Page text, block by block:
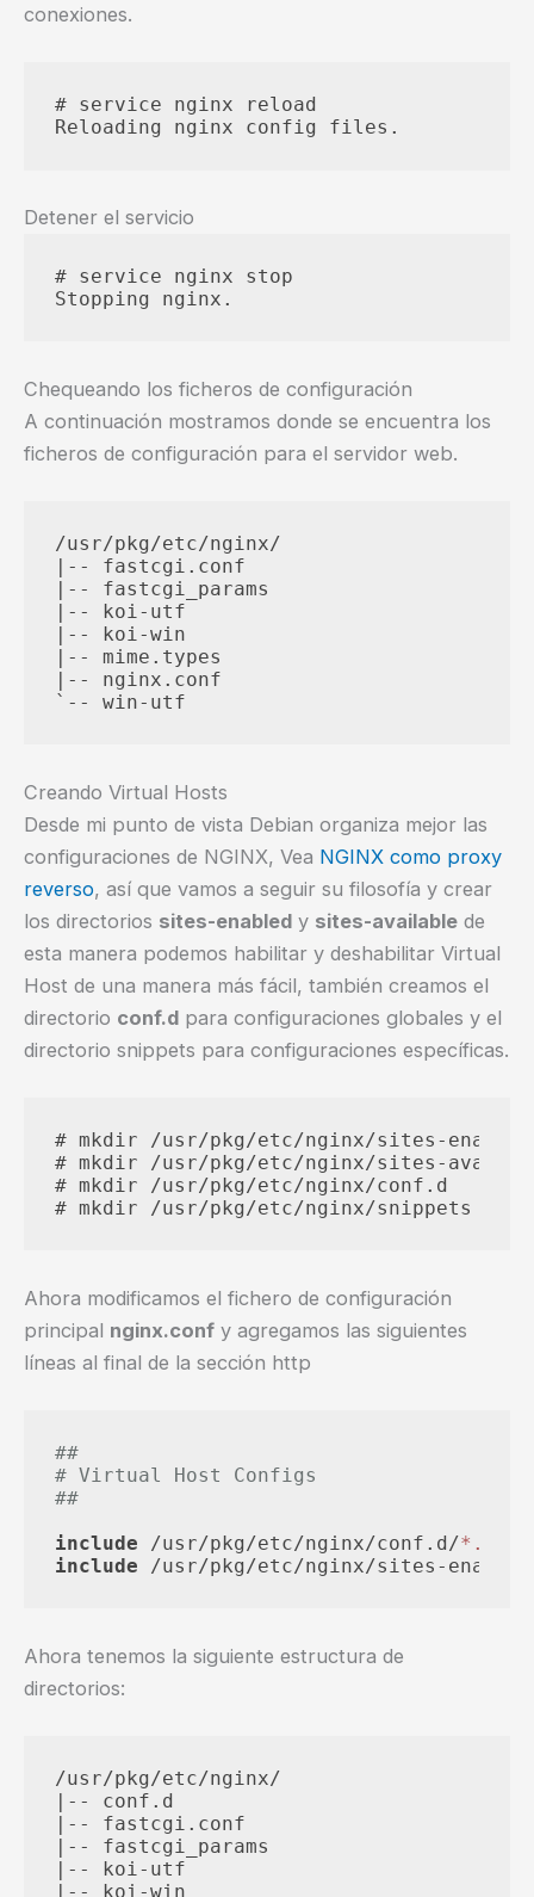
conexiones.
# service nginx reload
Detener el servicio
# service nginx stop
Chequeando los ficheros de configuración
A continuación mostramos donde se encuentra los
ficheros de configuración para el servidor web.
/usr/pkg/etc/nginx/
|-- fastcgi.conf
|-- fastcgi_params
|-- koi-utf
|-- koi-win
|-- mime.types
|-- nginx.conf
Creando Virtual Hosts
Desde mi punto de vista Debian organiza mejor las
configuraciones de NGINX, Vea NGINX como proxy
reverso, así que vamos a seguir su filosofía y crear
los directorios sites-enabled y sites-available de
esta manera podemos habilitar y deshabilitar Virtual
Host de una manera más fácil, también creamos el
directorio conf.d para configuraciones globales y el
directorio snippets para configuraciones específicas.
# mkdir /usr/pkg/etc/nginx/sites-enabled
# mkdir /usr/pkg/etc/nginx/sites-
# mkdir /usr/pkg/etc/nginx/conf.d
Ahora modificamos el fichero de configuración
principal nginx.conf y agregamos las siguientes
líneas al final de la sección http
##
# Virtual Host Configs
##
include /usr/pkg/etc/nginx/conf.d/*.conf
include
Ahora tenemos la siguiente estructura de
directorios:
/usr/pkg/etc/nginx/
|-- conf.d
|-- fastcgi.conf
|-- fastcgi_params
|-- koi-utf
|-- koi-win